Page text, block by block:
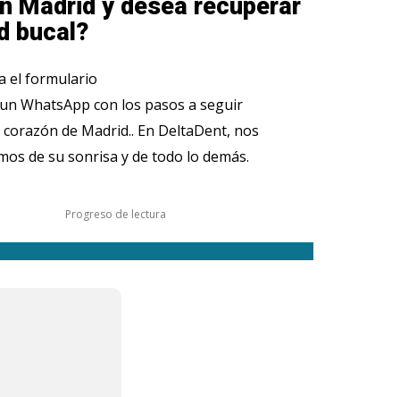
Madrid y desea recuperar
bucal?
el formulario
WhatsApp con los pasos a seguir
de Madrid.. En DeltaDent, nos
de su sonrisa y de todo lo demás.
Progreso de lectura